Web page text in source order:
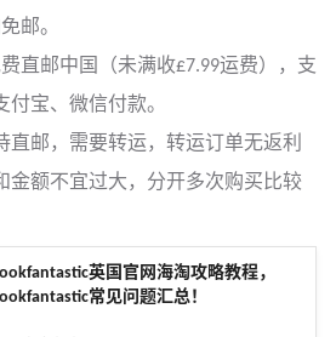
邮。
直邮中国（未满收£7.99运费），支
宝、微信付款。
直邮，需要转运，转运订单无返利
金额不宜过大，分开多次购买比较
英国官网海淘攻略教程，
常见问题汇总！